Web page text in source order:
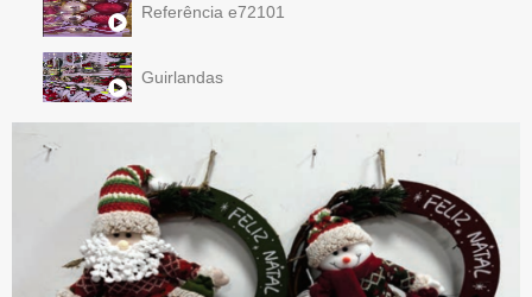
Referência e72101
Guirlandas